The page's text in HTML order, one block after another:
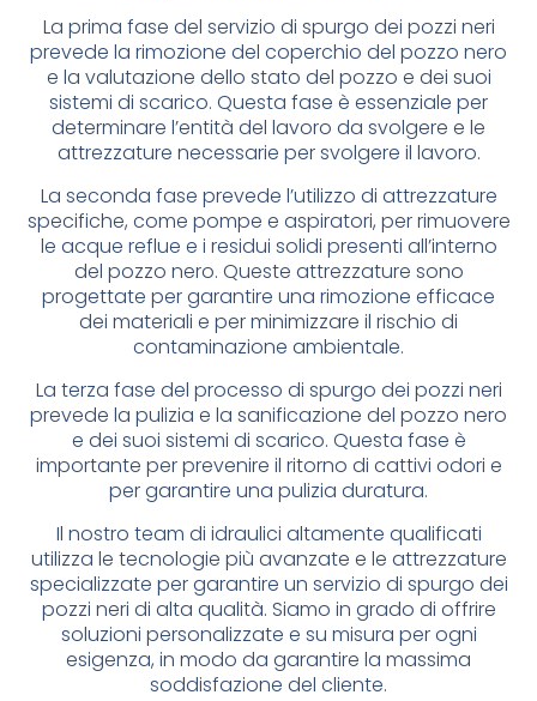
La prima fase del servizio di spurgo dei pozzi neri
prevede la rimozione del coperchio del pozzo nero
e la valutazione dello stato del pozzo e dei suoi
sistemi di scarico. Questa fase è essenziale per
determinare l’entità del lavoro da svolgere e le
attrezzature necessarie per svolgere il lavoro.
La seconda fase prevede l’utilizzo di attrezzature
specifiche, come pompe e aspiratori, per rimuovere
le acque reflue e i residui solidi presenti all’interno
del pozzo nero. Queste attrezzature sono
progettate per garantire una rimozione efficace
dei materiali e per minimizzare il rischio di
contaminazione ambientale.
La terza fase del processo di spurgo dei pozzi neri
prevede la pulizia e la sanificazione del pozzo nero
e dei suoi sistemi di scarico. Questa fase è
importante per prevenire il ritorno di cattivi odori e
per garantire una pulizia duratura.
Il nostro team di idraulici altamente qualificati
utilizza le tecnologie più avanzate e le attrezzature
specializzate per garantire un servizio di spurgo dei
pozzi neri di alta qualità. Siamo in grado di offrire
soluzioni personalizzate e su misura per ogni
esigenza, in modo da garantire la massima
soddisfazione del cliente.